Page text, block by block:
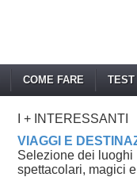
COME FARE TEST
I + INTERESSANTI
VIAGGI E
Selezione dei
spettacolari, magici